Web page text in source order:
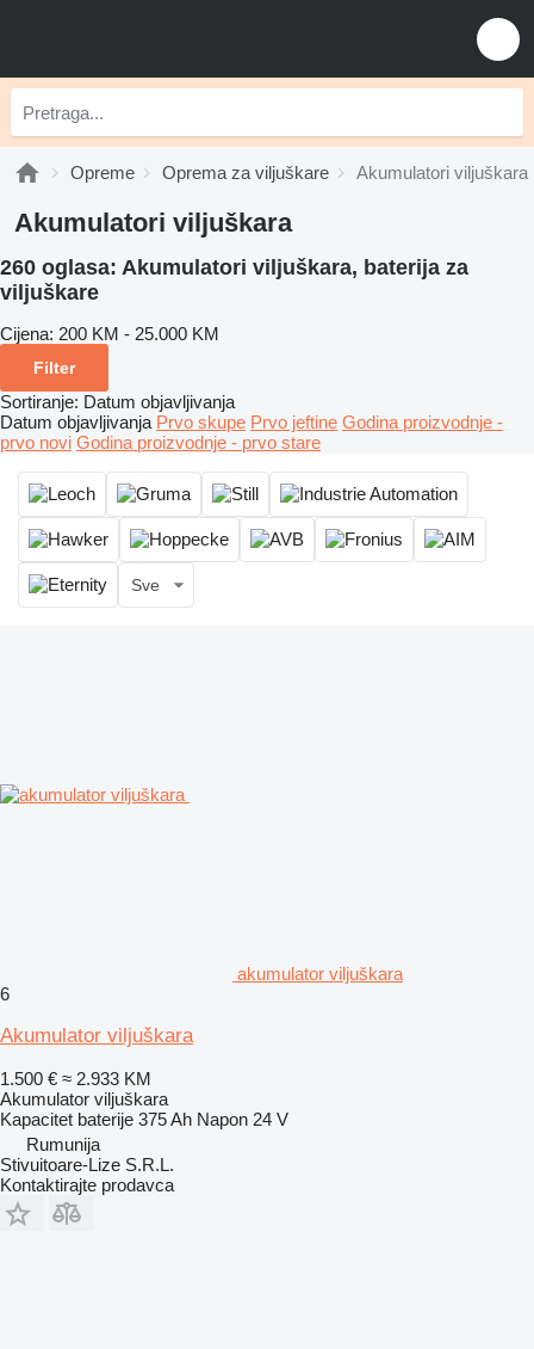
Opreme Oprema za viljuškare Akumulatori viljuškara
Akumulatori viljuškara
260 oglasa: Akumulatori viljuškara, baterija za
viljuškare
Cijena: 200 KM - 25.000 KM
Filter
Sortiranje: Datum objavljivanja
Datum objavljivanja Prvo skupe Prvo jeftine Godina proizvodnje -
prvo novi Godina proizvodnje - prvo stare
Sve
akumulator viljuškara
6
Akumulator viljuškara
1.500 € ≈ 2.933 KM
Akumulator viljuškara
Kapacitet baterije 375 Ah Napon 24 V
Rumunija
Stivuitoare-Lize S.R.L.
Kontaktirajte prodavca